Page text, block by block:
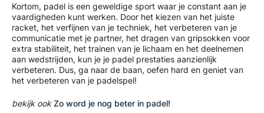
Kortom, padel is een geweldige sport waar je constant aan je
vaardigheden kunt werken. Door het kiezen van het juiste
racket, het verfijnen van je techniek, het verbeteren van je
communicatie met je partner, het dragen van gripsokken voor
extra stabiliteit, het trainen van je lichaam en het deelnemen
aan wedstrijden, kun je je padel prestaties aanzienlijk
verbeteren. Dus, ga naar de baan, oefen hard en geniet van
het verbeteren van je padelspel!
bekijk ookZo word je nog beter in padel!